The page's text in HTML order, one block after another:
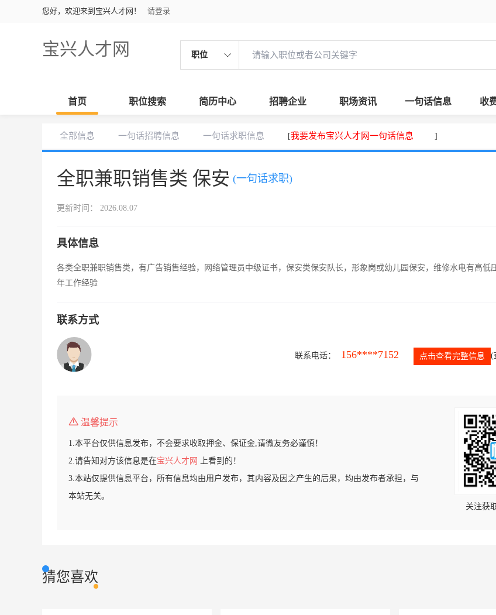
您好，欢迎来到宝兴人才网！ 请登录
宝兴人才网 职位
首页 职位搜索 简历中心 招聘企业 职场资讯 一句话信息 收
全部信息 一句话招聘信息 一句话求职信息 [我要发布宝兴人才网一句话信息 ]
全职兼职销售类 保安 (一句话求职)
更新时间： 2026.08.07
具体信息
各类全职兼职销售类，有广告销售经验，网络管理员中级证书，保安类保安队长，形象岗或幼儿园保安，维修水电有高低
年工作经验
联系方式
联系电话： 156****7152 点击查看完整信息 (
温馨提示
1.本平台仅供信息发布，不会要求收取押金、保证金,请微友务必谨慎！
2.请告知对方该信息是在宝兴人才网
上看到的！
3.本站仅提供信息平台，所有信息均由用户发布，其内容及因之产生的后果，均由发布者承担，与
本站无关。
关注获
猜您喜欢